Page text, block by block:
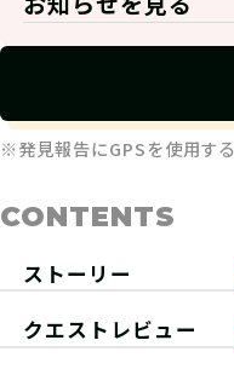
※発見報告にGPSを使用す
CONTENTS
ストーリー
クエストレビュー